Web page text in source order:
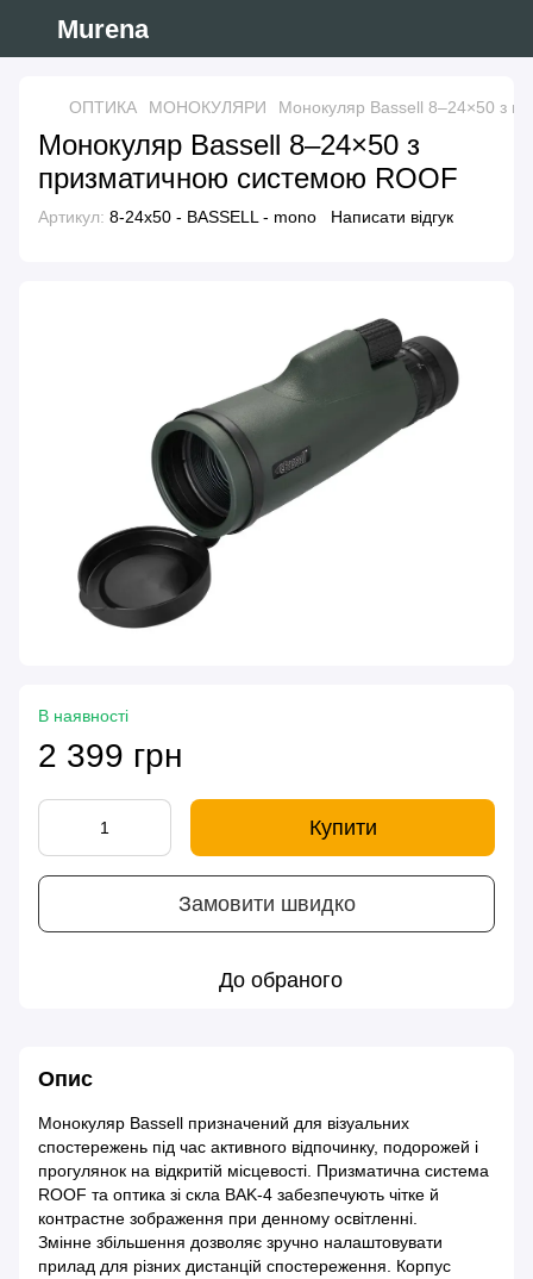
Murena
ОПТИКА МОНОКУЛЯРИ Монокуляр Bassell 8–24×50 з
Монокуляр Bassell 8–24×50 з
призматичною системою ROOF
Артикул: 8-24x50 - BASSELL - mono Написати відгук
В наявності
2 399 грн
Купити
Замовити швидко
До обраного
Опис
Монокуляр Bassell призначений для візуальних
спостережень під час активного відпочинку, подорожей і
прогулянок на відкритій місцевості. Призматична система
ROOF та оптика зі скла BAK-4 забезпечують чітке й
контрастне зображення при денному освітленні.
Змінне збільшення дозволяє зручно налаштовувати
прилад для різних дистанцій спостереження. Корпус